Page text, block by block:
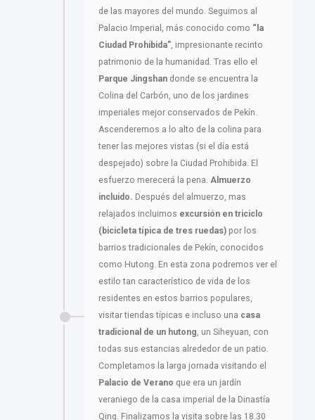
de las mayores del mundo. Seguimos al
Palacio Imperial, más conocido como “la
Ciudad Prohibida”, impresionante recinto
patrimonio de la humanidad. Tras ello el
Parque Jingshan donde se encuentra la
Colina del Carbón, uno de los jardines
imperiales mejor conservados de Pekín.
Ascenderemos a lo alto de la colina para
tener las mejores vistas (si el día está
despejado) sobre la Ciudad Prohibida. El
esfuerzo merecerá la pena. Almuerzo
incluido. Después del almuerzo, mas
relajados incluimos excursión en triciclo
(bicicleta típica de tres ruedas) por los
barrios tradicionales de Pekín, conocidos
como Hutong. En esta zona podremos ver el
estilo tan característico de vida de los
residentes en estos barrios populares,
visitar tiendas típicas e incluso una casa
tradicional de un hutong, un Siheyuan, con
todas sus estancias alrededor de un patio.
Completamos la larga jornada visitando el
Palacio de Verano que era un jardín
veraniego de la casa imperial de la Dinastía
Qing. Finalizamos la visita sobre las 18.30